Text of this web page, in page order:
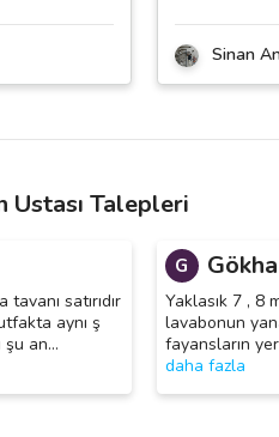
Sinan
Ustası Talepleri
satırıdır
aynı ş
şu an…
G
Yaklasık 7 , 8
lavabonun
fayansların
daha fazla